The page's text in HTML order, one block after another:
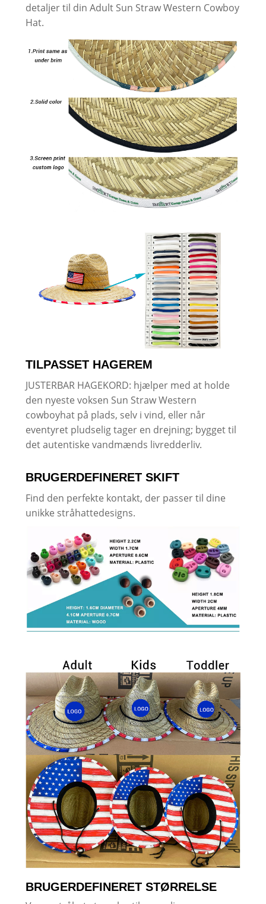
detaljer til din Adult Sun Straw Western Cowboy
Hat.
TILPASSET HAGEREM
JUSTERBAR HAGEKORD: hjælper med at holde
den nyeste voksen Sun Straw Western
cowboyhat på plads, selv i vind, eller når
eventyret pludselig tager en drejning; bygget til
det autentiske vandmænds livredderliv.
BRUGERDEFINERET SKIFT
Find den perfekte kontakt, der passer til dine
unikke stråhattedesigns.
BRUGERDEFINERET STØRRELSE